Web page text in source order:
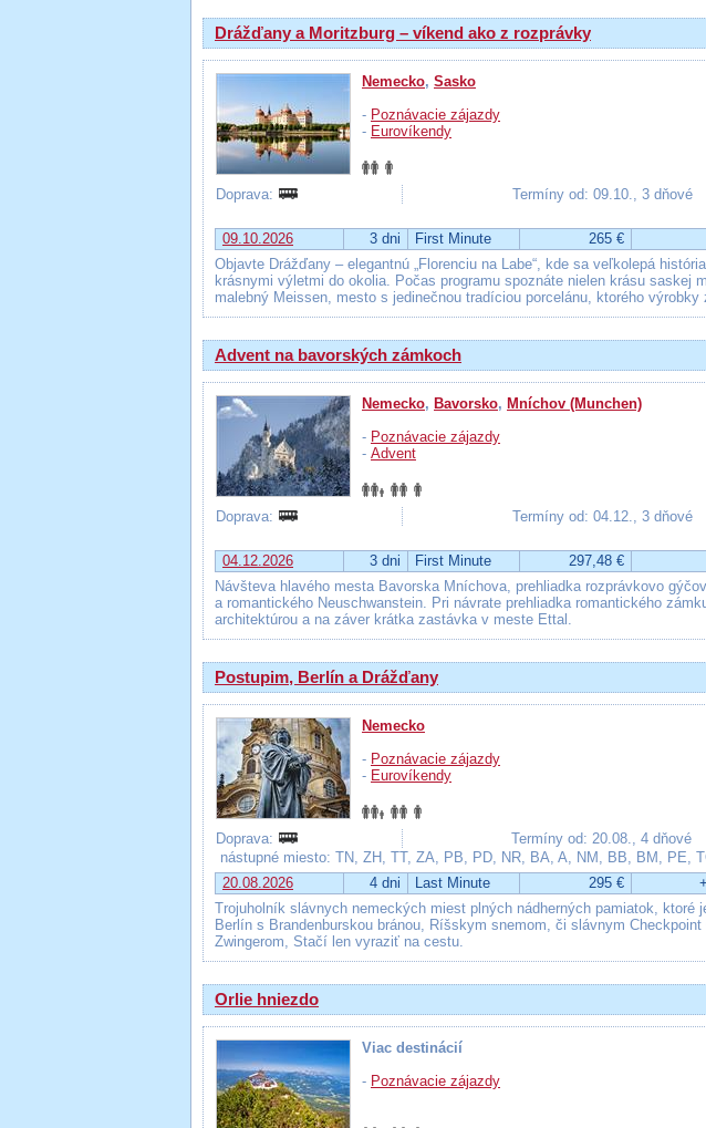
Drážďany a Moritzburg – víkend ako z rozprávky
Nemecko, Sasko
- Poznávacie zájazdy
- Eurovíkendy
Doprava:
Termíny od: 09.10., 3 dňové
09.10.2026 3 dni First Minute 265 €
Objavte Drážďany – elegantnú „Florenciu na Labe“, kde sa veľkolepá
krásnymi výletmi do okolia. Počas programu spoznáte nielen krásu saskej
malebný Meissen, mesto s jedinečnou tradíciou porcelánu, ktorého
Advent na bavorských zámkoch
Nemecko, Bavorsko, Mníchov (Munchen)
- Poznávacie zájazdy
- Advent
Doprava:
Termíny od: 04.12., 3 dňové
04.12.2026 3 dni First Minute 297,48 €
Návšteva hlavého mesta Bavorska Mníchova, prehliadka rozprávkovo
a romantického Neuschwanstein. Pri návrate prehliadka romantického
architektúrou a na záver krátka zastávka v meste Ettal.
Postupim, Berlín a Drážďany
Nemecko
- Poznávacie zájazdy
- Eurovíkendy
Doprava:
Termíny od: 20.08., 4 dňové
nástupné miesto: TN, ZH, TT, ZA, PB, PD, NR, BA, A, NM, BB, BM, PE,
20.08.2026
4 dni Last Minute 295 €
Trojuholník slávnych nemeckých miest plných nádherných pamiatok, ktoré
Berlín s Brandenburskou bránou, Ríšskym snemom, či slávnym
Zwingerom, Stačí len vyraziť na cestu.
Orlie hniezdo
Viac destinácií
- Poznávacie zájazdy